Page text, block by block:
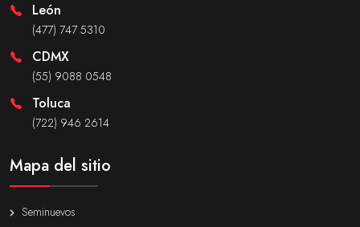
León
(477) 747 5310
CDMX
(55) 9088 0548
Toluca
(722) 946 2614
Mapa del sitio
Seminuevos